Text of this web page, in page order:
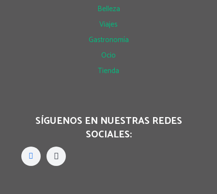
Belleza
Viajes
Gastronomía
Ocio
Tienda
SÍGUENOS EN NUESTRAS REDES
SOCIALES: